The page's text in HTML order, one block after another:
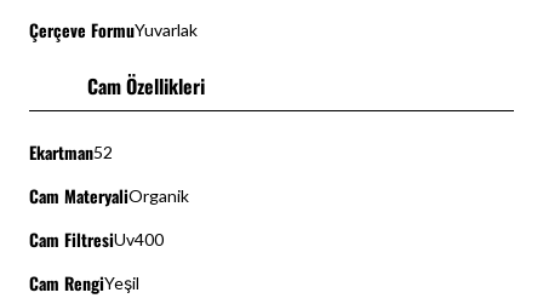
Çerçeve FormuYuvarlak
Cam Özellikleri
Ekartman52
Cam MateryaliOrganik
Cam FiltresiUv400
Cam RengiYeşil